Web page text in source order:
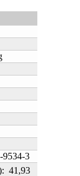
3
 41,93